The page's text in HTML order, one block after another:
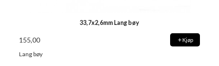
33,7x2,6mm Lang bøy
155,00 Kjøp
Lang bøy